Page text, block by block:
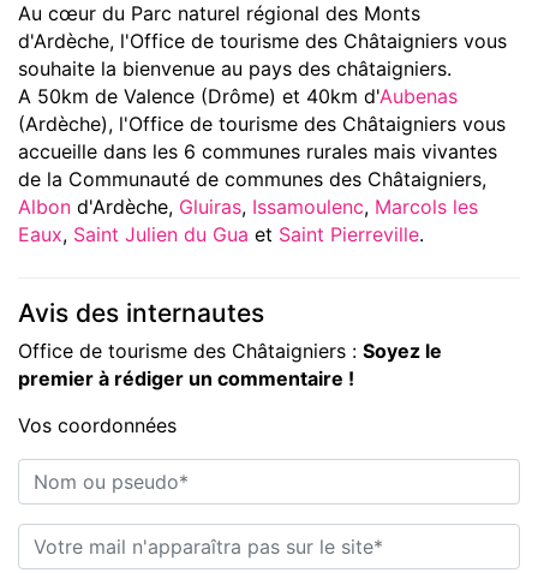
Au cœur du Parc naturel régional des Monts
d'Ardèche, l'Office de tourisme des Châtaigniers vous
souhaite la bienvenue au pays des châtaigniers.
A 50km de Valence (Drôme) et 40km d'Aubenas
(Ardèche), l'Office de tourisme des Châtaigniers vous
accueille dans les 6 communes rurales mais vivantes
de la Communauté de communes des Châtaigniers,
Albon d'Ardèche, Gluiras, Issamoulenc, Marcols les
Eaux, Saint Julien du Gua et Saint Pierreville.
Avis des internautes
Office de tourisme des Châtaigniers : Soyez le
premier à rédiger un commentaire !
Vos coordonnées
Nom ou pseudo*
E-mail*